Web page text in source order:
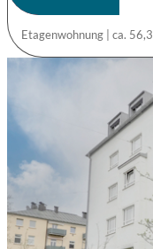
Etagenwohnung |ca.